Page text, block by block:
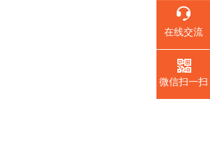
在线交流
微信扫一扫